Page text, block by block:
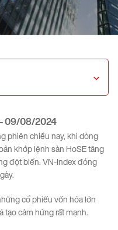
09/08/2024
phiên chiều nay, khi dòng
khớp lệnh sàn HoSE tăng
đột biến. VN-Index đóng
cổ phiếu vốn hóa lớn
cảm hứng rất mạnh.